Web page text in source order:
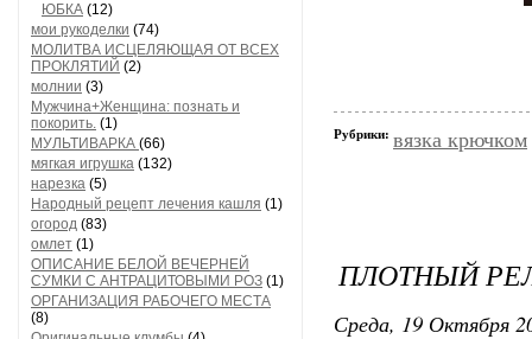
ЮБКА (12)
мои рукоделки (74)
МОЛИТВА ИСЦЕЛЯЮЩАЯ ОТ ВСЕХ
ПРОКЛЯТИЙ (2)
молнии (3)
Мужчина+Женщина: познать и
покорить. (1)
МУЛЬТИВАРКА (66)
мягкая игрушка (132)
нарезка (5)
Народный рецепт лечения кашля (1)
огород (83)
омлет (1)
ОПИСАНИЕ БЕЛОЙ ВЕЧЕРНЕЙ
СУМКИ С АНТРАЦИТОВЫМИ РОЗ (1)
ОРГАНИЗАЦИЯ РАБОЧЕГО МЕСТА
(8)
Рубрики: вязка крючком
ПЛОТНЫЙ
Среда, 19 Октября